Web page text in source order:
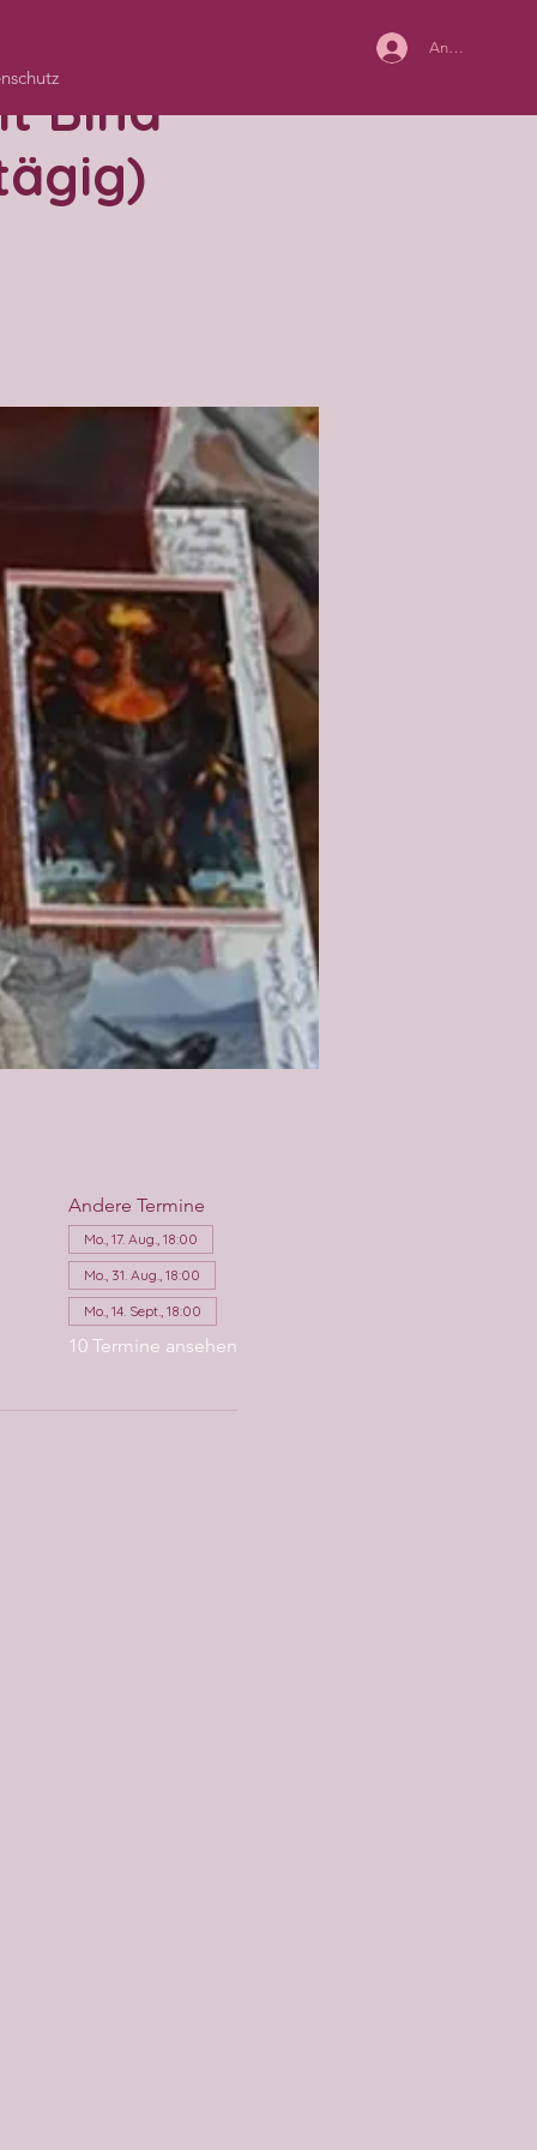
Anmelden
Bina
Andere Termine
Mo., 17. Aug., 18:00
Mo., 31. Aug., 18:00
Mo., 14. Sept., 18:00
10 Termine ansehen